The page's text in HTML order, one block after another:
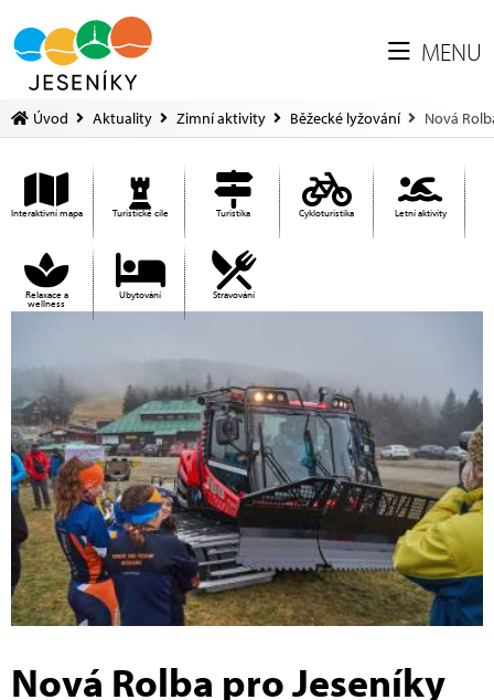
MENU
Úvod Aktuality Zimní aktivity Běžecké lyžování Nová
Interaktivní mapa Turistické cíle Turistika Cykloturistika Letní aktivity
Relaxace a
wellness
Ubytování Stravování
Nová Rolba pro Jeseníky